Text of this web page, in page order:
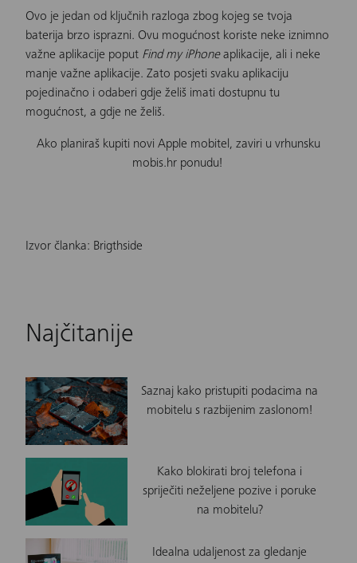
Ovo je jedan od ključnih razloga zbog kojeg se tvoja
baterija brzo isprazni. Ovu mogućnost koriste neke iznimno
važne aplikacije poput Find my iPhoneaplikacije, ali i neke
manje važne aplikacije. Zato posjeti svaku aplikaciju
pojedinačno i odaberi gdje želiš imati dostupnu tu
mogućnost, a gdje ne želiš.
Ako planiraš kupiti novi Apple mobitel, zaviri u vrhunsku
mobis.hr ponudu!
Izvor članka: Brigthside
Najčitanije
Saznaj kako pristupiti podacima na
mobitelu s razbijenim zaslonom!
Kako blokirati broj telefona i
spriječiti neželjene pozive i poruke
na mobitelu?
Idealna udaljenost za gledanje